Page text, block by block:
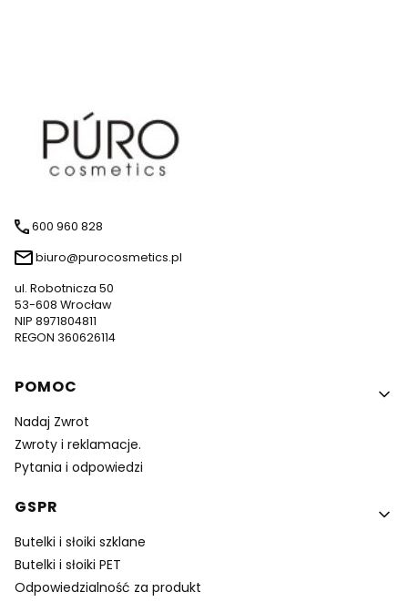
600 960 828
biuro@purocosmetics.pl
ul. Robotnicza 50
53-608 Wrocław
NIP 8971804811
REGON 360626114
Linki w stopce
POMOC
Nadaj Zwrot
Zwroty i reklamacje.
Pytania i odpowiedzi
GSPR
Butelki i słoiki szklane
Butelki i słoiki PET
Odpowiedzialność za produkt